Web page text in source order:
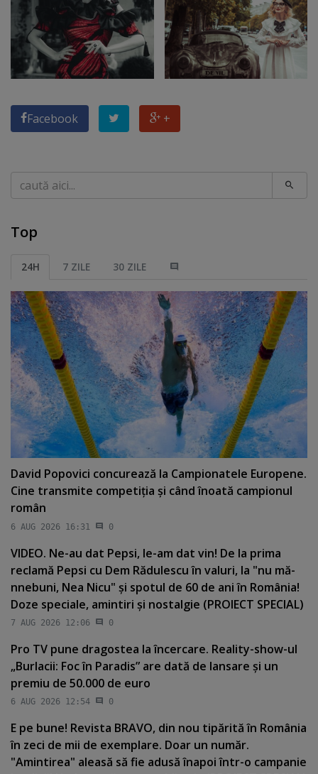
Facebook +
Caută
Top
24H 7 ZILE 30 ZILE
David Popovici concurează la Campionatele Europene.
Cine transmite competiţia şi când înoată campionul
român
6 AUG 2026 16:31 0
VIDEO. Ne-au dat Pepsi, le-am dat vin! De la prima
reclamă Pepsi cu Dem Rădulescu în valuri, la "nu mă-
nnebuni, Nea Nicu" şi spotul de 60 de ani în România!
Doze speciale, amintiri şi nostalgie (PROIECT SPECIAL)
7 AUG 2026 12:06 0
Pro TV pune dragostea la încercare. Reality-show-ul
„Burlacii: Foc în Paradis” are dată de lansare şi un
premiu de 50.000 de euro
6 AUG 2026 12:54 0
E pe bune! Revista BRAVO, din nou tipărită în România
în zeci de mii de exemplare. Doar un număr.
"Amintirea" aleasă să fie adusă înapoi într-o campanie